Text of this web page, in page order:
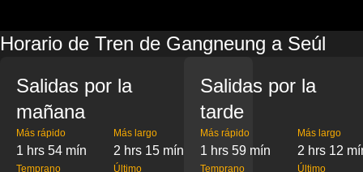
Horario de Tren de Gangneung a Seúl
Salidas por la
mañana
Más rápido
1 hrs 54 mín
Más largo
2 hrs 15 mín
Temprano Último
Salidas por la
tarde
Más rápido
1 hrs 59 mín
Más largo
2 hrs 12
Temprano Último